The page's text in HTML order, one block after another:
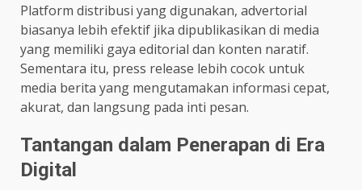
Platform distribusi yang digunakan, advertorial
biasanya lebih efektif jika dipublikasikan di media
yang memiliki gaya editorial dan konten naratif.
Sementara itu, press release lebih cocok untuk
media berita yang mengutamakan informasi cepat,
akurat, dan langsung pada inti pesan.
Tantangan dalam Penerapan di Era
Digital